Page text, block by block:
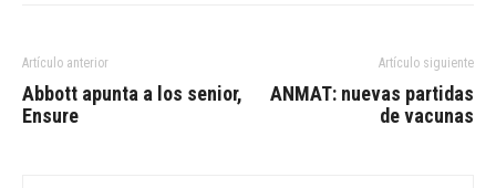
Artículo anterior
Abbott apunta a los senior,
Ensure
Artículo siguiente
ANMAT: nuevas partidas
de vacunas